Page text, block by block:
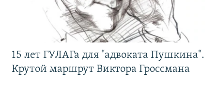
15 лет ГУЛАГа для "адвоката Пушкина".
Крутой маршрут Виктора Гроссмана